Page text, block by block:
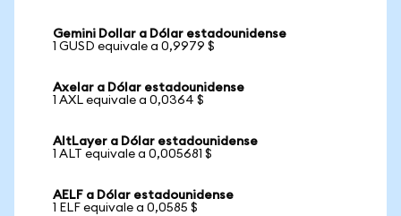
Gemini Dollar a Dólar estadounidense
1 GUSD equivale a 0,9979 $
Axelar a Dólar estadounidense
1 AXL equivale a 0,0364 $
AltLayer a Dólar estadounidense
1 ALT equivale a 0,005681 $
AELF a Dólar estadounidense
1 ELF equivale a 0,0585 $